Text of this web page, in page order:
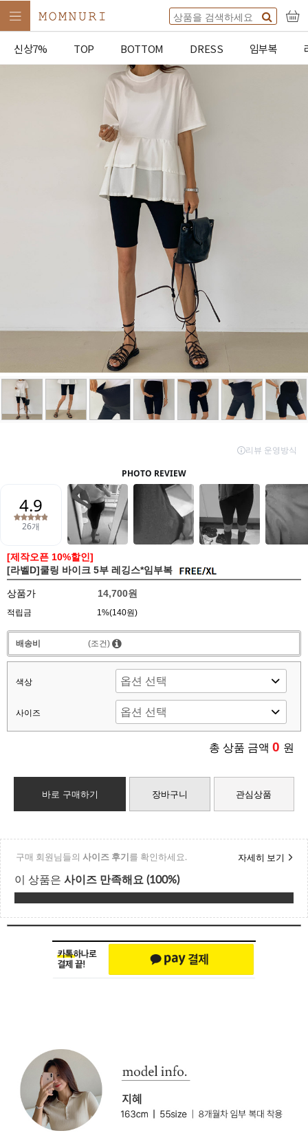
신상7% TOP BOTTOM DRESS 임부복
[제작오픈 10%할인]
[라벨D]쿨링 바이크 5부 레깅스*임부복
상품가 14,700원
적립금 1%(140원)
배송비 (조건)
색상
사이즈
총 상품 금액 0 원
바로 구매하기 장바구니 관심상품